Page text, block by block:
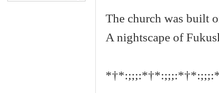
The church was built
A nightscape of